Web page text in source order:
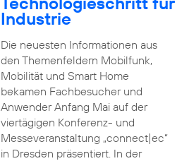
Industrie
Die neuesten Informationen aus
den Themenfeldern Mobilfunk,
Mobilität und Smart Home
bekamen Fachbesucher und
Anwender Anfang Mai auf der
viertägigen Konferenz- und
Messeveranstaltung „connect|ec“
in Dresden präsentiert. In der